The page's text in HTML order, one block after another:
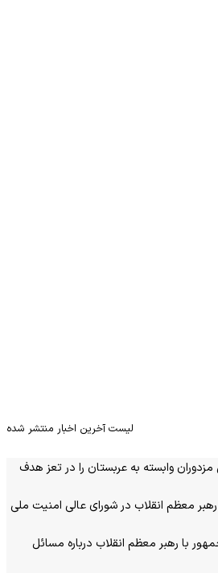
لیست آخرین اخبار منتشر شده
وابسته به عربستان را در تعز هدف
معظم انقلاب در شورای عالی امنیت ملی
با رهبر معظم انقلاب درباره مسائل